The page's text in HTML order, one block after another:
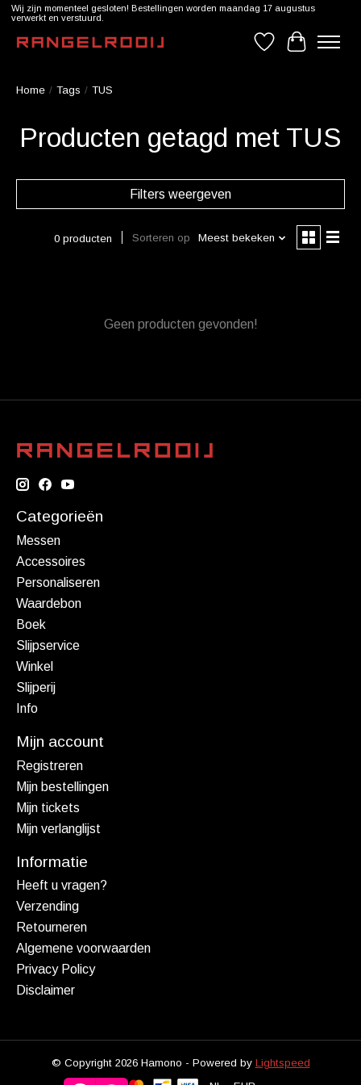
Wij zijn momenteel gesloten! Bestellingen worden maandag 17 augustus
verwerkt en verstuurd.
Verlanglijst
Home / Tags / TUS
Producten getagd met TUS
Filters weergeven
0 producten Sorteren op Meest bekeken
Geen producten gevonden!
Categorieën
Messen
Accessoires
Personaliseren
Waardebon
Boek
Slijpservice
Winkel
Slijperij
Info
Mijn account
Registreren
Mijn bestellingen
Mijn tickets
Mijn verlanglijst
Informatie
Heeft u vragen?
Verzending
Retourneren
Algemene voorwaarden
Privacy Policy
Disclaimer
© Copyright 2026 Hamono - Powered by Lightspeed